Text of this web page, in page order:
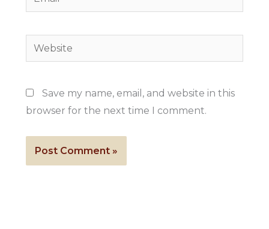
Website
Save my name, email, and website in this
browser for the next time I comment.